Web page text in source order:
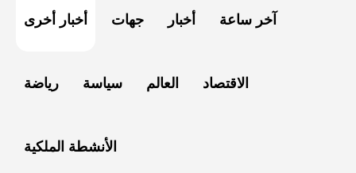
أخبار أخرى جهات أخبار آخر ساعة
رياضة سياسة العالم الاقتصاد
الأنشطة الملكية